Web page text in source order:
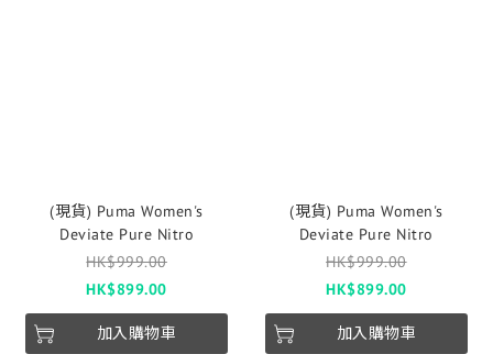
(現貨) Puma Women's
Deviate Pure Nitro
HK$999.00
HK$899.00
加入購物車
(現貨) Puma Women's
Deviate Pure Nitro
HK$999.00
HK$899.00
加入購物車